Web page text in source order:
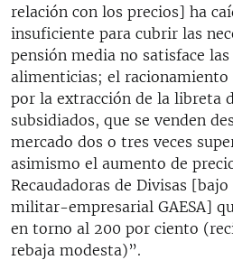
relación con los precios] ha
insuficiente para cubrir las
pensión media no satisface las
alimenticias; el racionamiento
por la extracción de la libreta
subsidiados, que se venden
mercado dos o tres veces
asimismo el aumento de
Recaudadoras de Divisas
militar-empresarial GAESA]
en torno al 200 por ciento
rebaja modesta)”.